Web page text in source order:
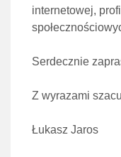
internetowej,
Serdecznie
Z wyrazami
Łukasz Jaros